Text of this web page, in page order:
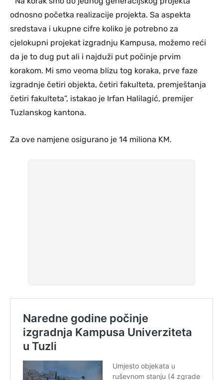
odnosno početka realizacije projekta. Sa aspekta
sredstava i ukupne cifre koliko je potrebno za
cjelokupni projekat izgradnju Kampusa, možemo reći
da je to dug put ali i najduži put počinje prvim
korakom. Mi smo veoma blizu tog koraka, prve faze
izgradnje četiri objekta, četiri fakulteta, premještanja
četiri fakulteta”, istakao je Irfan Halilagić, premijer
Tuzlanskog kantona.
Za ove namjene osigurano je 14 miliona KM.